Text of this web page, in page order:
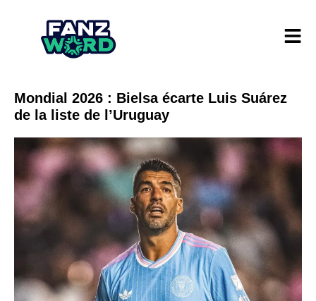
Mondial 2026 : Bielsa écarte Luis Suárez
de la liste de l’Uruguay